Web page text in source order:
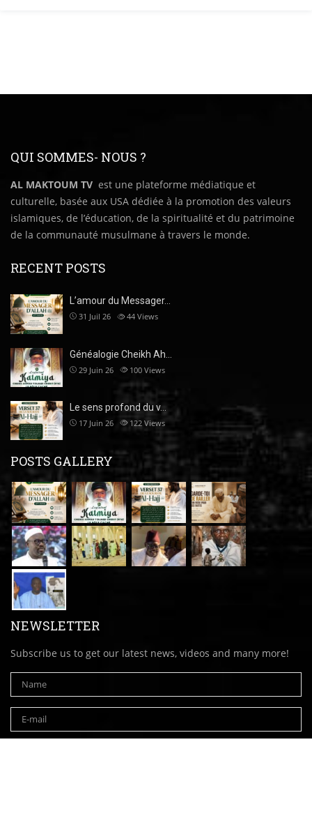
QUI SOMMES- NOUS ?
AL MAKTOUM TV est une plateforme médiatique et
culturelle, basée aux USA dédiée à la promotion des valeurs
islamiques, de l’éducation, de la spiritualité et du patrimoine
de la communauté musulmane à travers le monde.
RECENT POSTS
L’amour du Messager…
31 Juil 26 44 Views
Généalogie Cheikh Ah…
29 Juin 26 100 Views
Le sens profond du v…
17 Juin 26 122 Views
POSTS GALLERY
NEWSLETTER
Subscribe us to get our latest news, videos and many more!